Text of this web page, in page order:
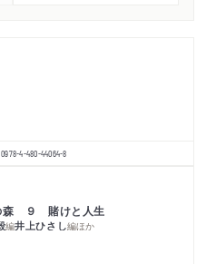
978-4-480-44064-8
森 ９ 賭けと人生
編井上ひさし編ほか